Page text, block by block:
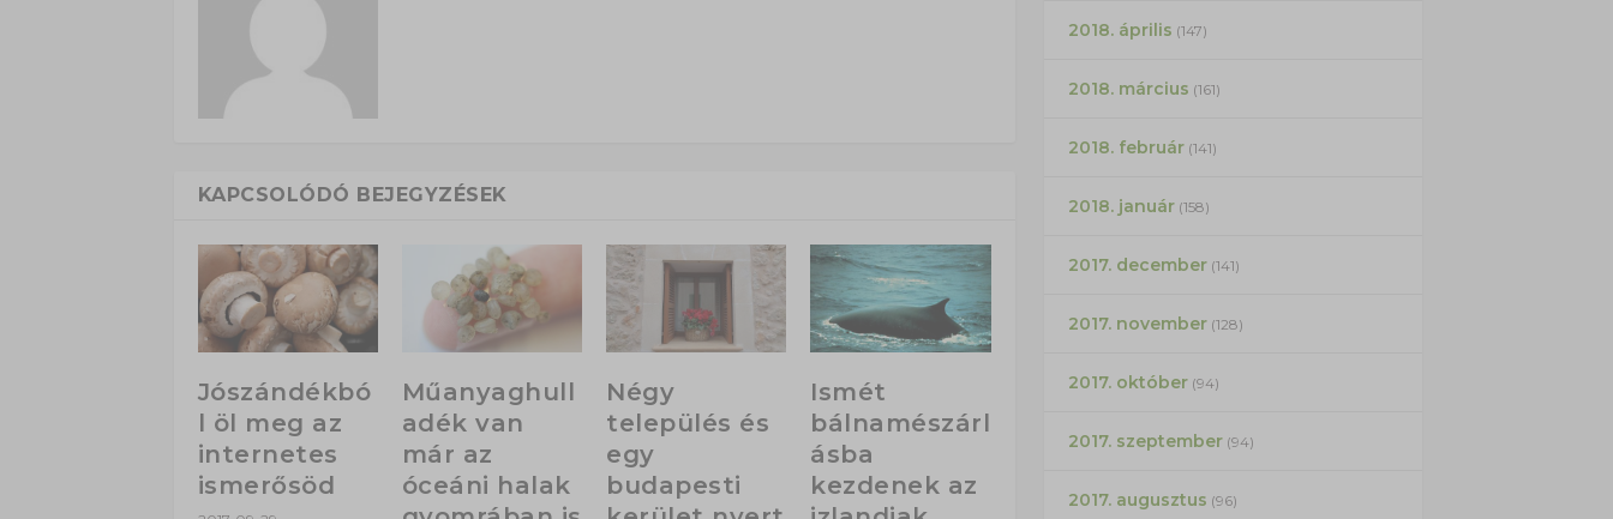
KAPCSOLÓDÓ BEJEGYZÉSEK
Jószándékbó
l öl meg az
internetes
ismerősöd
Műanyaghull
adék van
már az
óceáni halak
Négy
település és
egy
budapesti
Ismét
bálnamészárl
ásba
kezdenek az
2018. április (147)
2018. március (161)
2018. február(141)
2018. január(158)
2017. december(141)
2017. november(128)
2017. október(94)
2017. szeptember(94)
2017. augusztus (96)